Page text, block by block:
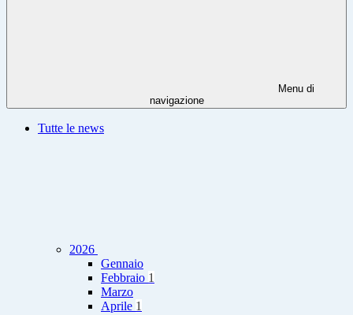
Menu di
navigazione
Tutte le news
2026
Gennaio
Febbraio 1
Marzo
Aprile 1